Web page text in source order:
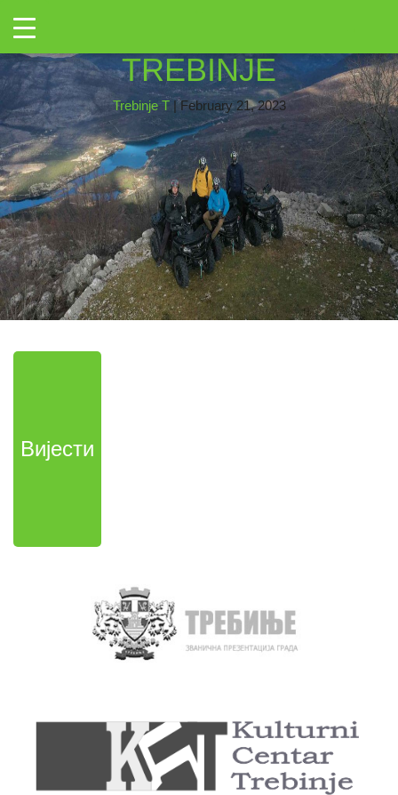
Toggle
TREBINJE
Trebinje T |February 21, 2023
Вијести